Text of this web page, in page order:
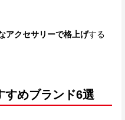
アクセサリーで格上げする
すめブランド6選